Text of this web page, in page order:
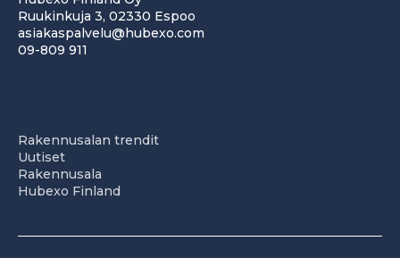
Ruukinkuja 3, 02330 Espoo
asiakaspalvelu@hubexo.com
09-809 911
Rakennusalan trendit
Uutiset
Rakennusala
Hubexo Finland